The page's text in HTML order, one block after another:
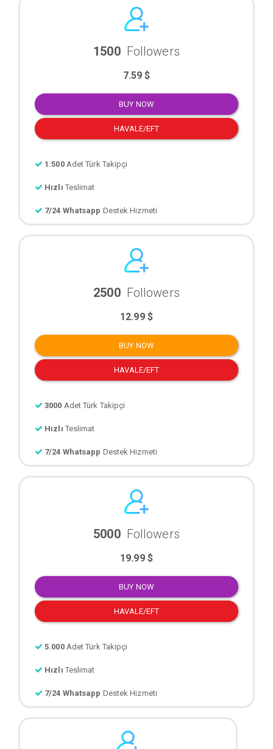
1500 Followers
7.59 $
BUY NOW
HAVALE/EFT
1.500 Adet Türk Takipçi
Hızlı Teslimat
7/24 Whatsapp Destek Hizmeti
2500 Followers
12.99 $
BUY NOW
HAVALE/EFT
3000 Adet Türk Takipçi
Hızlı Teslimat
7/24 Whatsapp Destek Hizmeti
5000 Followers
19.99 $
BUY NOW
HAVALE/EFT
5.000 Adet Türk Takipçi
Hızlı Teslimat
7/24 Whatsapp Destek Hizmeti